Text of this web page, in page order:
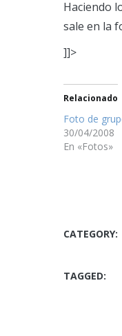
Haciendo
sale en la
]]>
Relacionado
Foto de
30/04/2008
En «Fotos»
CATEGORY:
TAGGED: